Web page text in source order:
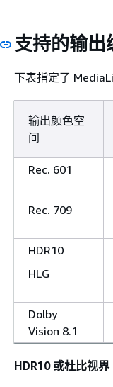
支持的输出
下表指定了
输出颜色空
间
Rec. 601
Rec. 709
HDR10
HLG
Dolby
Vision 8.1
HDR10 或杜比视